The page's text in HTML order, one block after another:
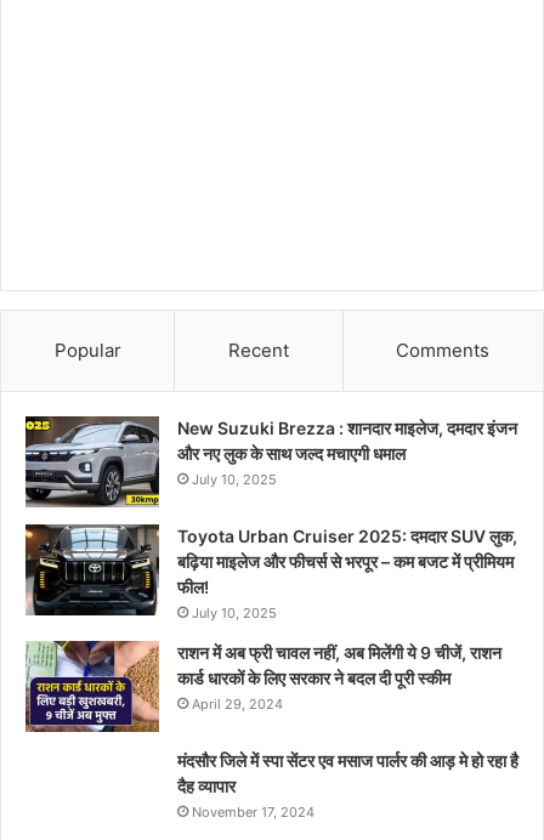
Popular Recent Comments
New Suzuki Brezza : शानदार माइलेज, दमदार इंजन
और नए लुक के साथ जल्द मचाएगी धमाल
July 10, 2025
Toyota Urban Cruiser 2025: दमदार SUV लुक,
बढ़िया माइलेज और फीचर्स से भरपूर – कम बजट में प्रीमियम
फील!
July 10, 2025
राशन में अब फ्री चावल नहीं, अब मिलेंगी ये 9 चीजें, राशन
कार्ड धारकों के लिए सरकार ने बदल दी पूरी स्कीम
April 29, 2024
मंदसौर जिले में स्पा सेंटर एव मसाज पार्लर की आड़ मे हो रहा है
दैह व्यापार
November 17, 2024